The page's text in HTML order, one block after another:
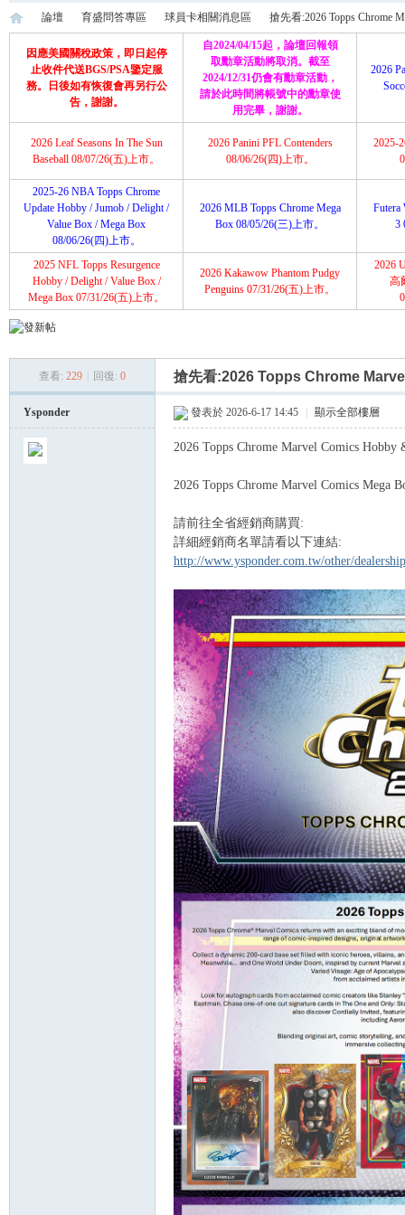
»
論壇
›
育盛問答專區
›
球員卡相關消息區
›
搶先看:2026 Topps Chrome
因應美國關稅政策，即日起停
止收件代送BGS/PSA鑒定服
務。日後如有恢復會再另行公
告，謝謝。
自2024/04/15起，論壇回報領
取勳章活動將取消。截至
2024/12/31仍會有勳章活動，
請於此時間將帳號中的勳章使
用完畢，謝謝。
2026
2026 Leaf Seasons In The Sun
Baseball 08/07/26(五)上市。
2026 Panini PFL Contenders
08/06/26(四)上市。
2025-
2025-26 NBA Topps Chrome
Update Hobby / Jumob / Delight /
Value Box / Mega Box
08/06/26(四)上市。
2026 MLB Topps Chrome Mega
Box 08/05/26(三)上市。
Futera
3
2025 NFL Topps Resurgence
Hobby / Delight / Value Box /
Mega Box 07/31/26(五)上市。
2026 Kakawow Phantom Pudgy
Penguins 07/31/26(五)上市。
2026
高
查看: 229 回復: 0 搶先看:2026 Topps Chrome
Ysponder 發表於 2026-6-17 14:45 顯示全部樓層
2026 Topps Chrome Marvel Comics
2026 Topps Chrome Marvel Comics Mega
請前往全省經銷商購買:
詳細經銷商名單請看以下連結:
http://www.ysponder.com.tw/other/